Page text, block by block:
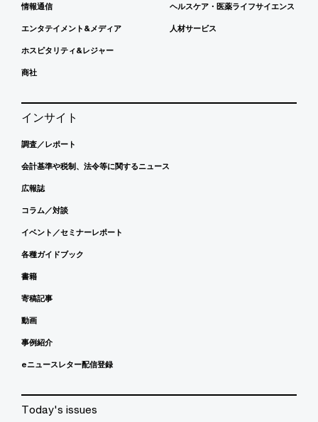
情報通信
エンタテイメント&メディア
ホスピタリティ&レジャー
商社
ヘルスケア・医薬ライフサイエンス
人材サービス
インサイト
調査／レポート
会計基準や税制、法令等に関するニュース
広報誌
コラム／対談
イベント／セミナーレポート
各種ガイドブック
書籍
寄稿記事
動画
事例紹介
eニュースレター配信登録
Today's issues